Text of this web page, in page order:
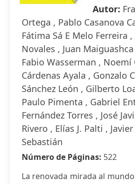
Autor:
Ortega , Pablo Casanova
Fátima Sá E Melo Ferreira
Novales , Juan
Fabio Wasserman , Noemí
Cárdenas Ayala , Gonzalo
Sánchez León , Gilberto
Paulo Pimenta , Gabriel
Fernández Torres , José
Rivero , Elías J. Palti ,
Sebastián
Número de Páginas: 522
La renovada mirada al